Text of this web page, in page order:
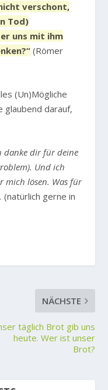
verschont,
Tod)
uns mit ihm
(Römer
(Un)Mögliche
glaubend darauf,
danke dir für deine
Und ich
mich lösen. Was für
(natürlich gerne in
NÄCHSTE
täglich Brot gib uns
heute. Wer ist unser
Brot?